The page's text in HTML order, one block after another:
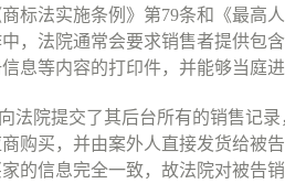
标法实施条例》第79条和《最高
，法院通常会要求销售者提供包
息等内容的打印件，并能够当庭
法院提交了其后台所有的销售记
商购买，并由案外人直接发货给被
的信息完全一致，故法院对被告